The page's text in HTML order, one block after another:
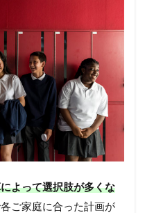
よって選択肢が多くな
ご家庭に合った計画が